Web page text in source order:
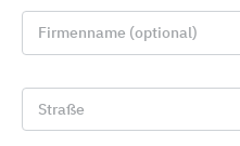
SAKRET
Firmenname (optional)
Straße